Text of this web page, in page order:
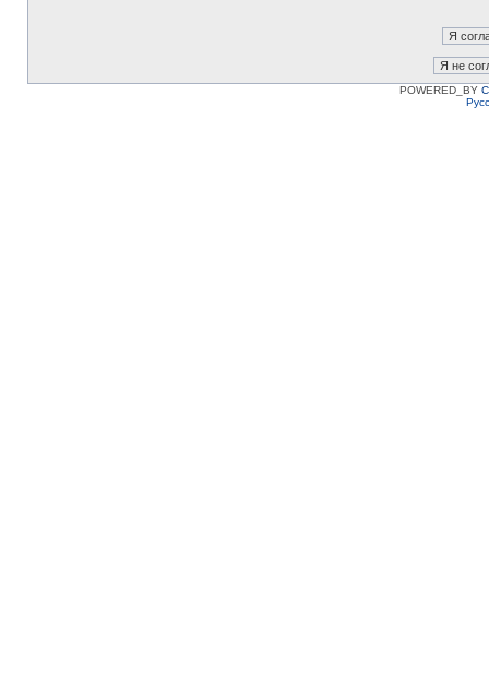
POWERED_BY